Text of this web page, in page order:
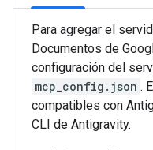
Para agregar el
Documentos de
configuración del
mcp_config.json .
compatibles con
CLI de Antigravity.